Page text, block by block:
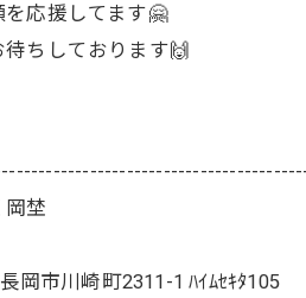
を応援してます🤗
待ちしております🙌
岡埜
岡市川崎町2311-1 ﾊｲﾑｾｷﾀ105